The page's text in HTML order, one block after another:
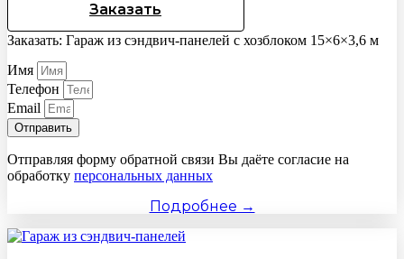
Заказать
Заказать: Гараж из сэндвич-панелей с хозблоком 15×6×3,6 м
Имя
Телефон
Email
Отправить
Отправляя форму обратной связи Вы даёте согласие на
обработку персональных данных
Подробнее →